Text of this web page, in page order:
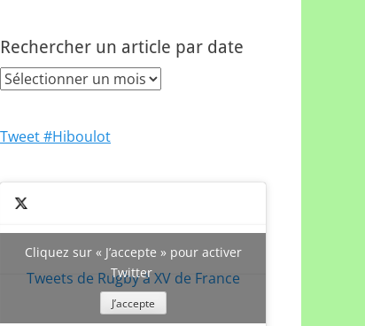
Rechercher un article par date
Rechercher
par
Tweet #Hiboulot
Tweets de Rugby à XV de France
Cliquez sur « J’accepte » pour activer
Twitter
J’accepte